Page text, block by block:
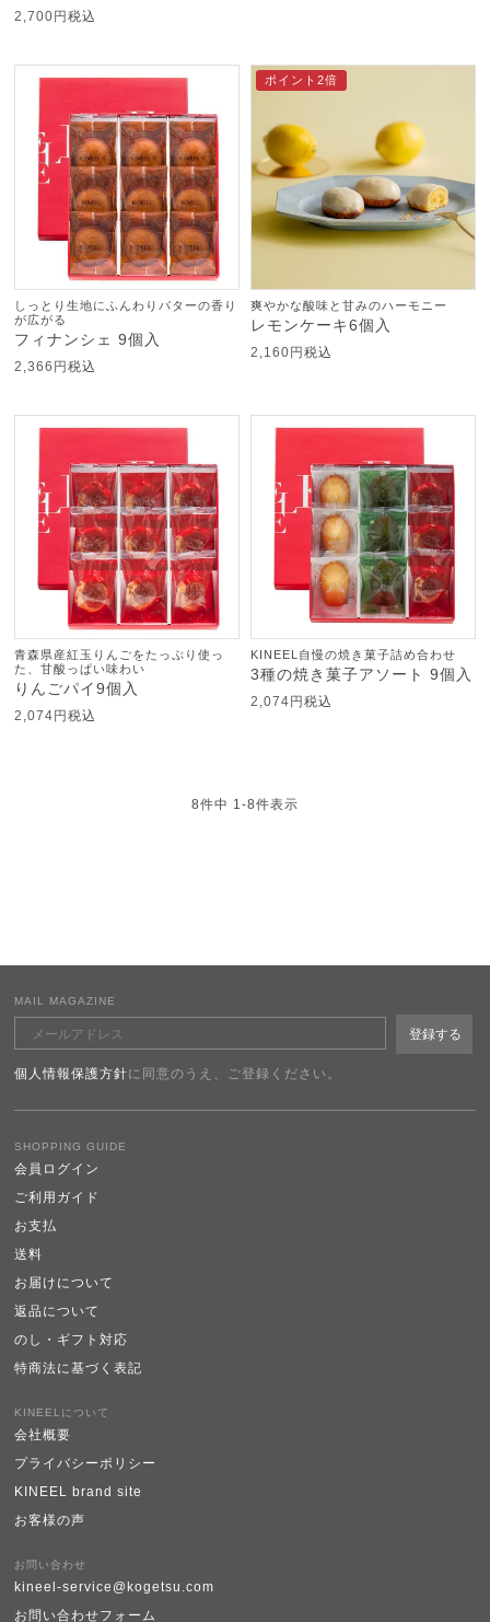
2,700 税込
しっとり生地にふんわりバターの香り
が広がる
フィナンシェ 9個入
2,366 税込
ポイント2倍
爽やかな酸味と甘みのハーモニー
レモンケーキ6個入
2,160 税込
青森県産紅玉りんごをたっぷり使っ
た、甘酸っぱい味わい
りんごパイ9個入
2,074 税込
KINEEL自慢の焼き菓子詰め合わせ
3種の焼き菓子アソート 9個入
2,074 税込
8件中 1-8件表示
SHOPPING GUIDE
会員ログイン
ご利用ガイド
お支払
送料
お届けについて
返品について
のし・ギフト対応
特商法に基づく表記
KINEELについて
会社概要
プライバシーポリシー
KINEEL brand site
お客様の声
お問い合わせ
kineel-service@kogetsu.com
お問い合わせフォーム
MAIL MAGAZINE
個人情報保護方針に同意のうえ、ご登録ください。